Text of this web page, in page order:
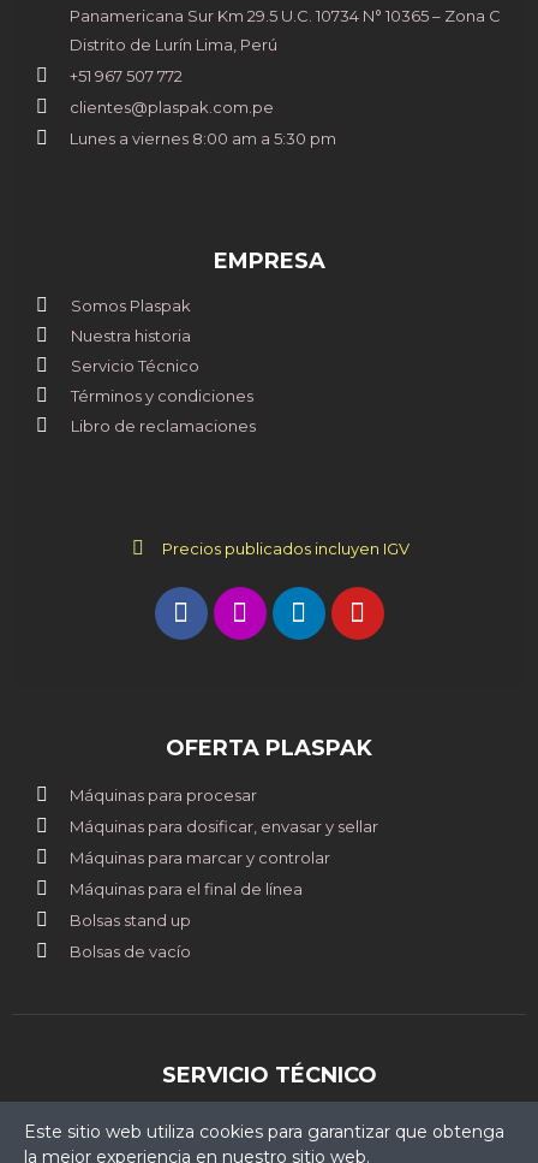
Panamericana Sur Km 29.5 U.C. 10734 N° 10365 – Zona C
Distrito de Lurín Lima, Perú
+51 967 507 772
clientes@plaspak.com.pe
Lunes a viernes 8:00 am a 5:30 pm
EMPRESA
Somos Plaspak
Nuestra historia
Servicio Técnico
Términos y condiciones
Libro de reclamaciones
Precios publicados incluyen IGV
OFERTA PLASPAK
Máquinas para procesar
Máquinas para dosificar, envasar y sellar
Máquinas para marcar y controlar
Máquinas para el final de línea
Bolsas stand up
Bolsas de vacío
SERVICIO TÉCNICO
clientes@plaspak.com.pe
+51 967 507 772
Este sitio web utiliza cookies para garantizar que obtenga
la mejor experiencia en nuestro sitio web.